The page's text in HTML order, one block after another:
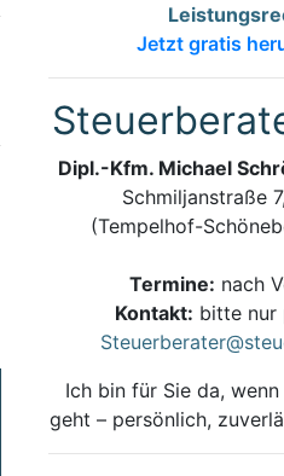
Jetzt gratis
Dipl.-Kfm. Michael
Schmiljanstraße
(Tempelhof-
Termine: nach
Kontakt: bitte nur
Ich bin für Sie da,
geht – persönlich,